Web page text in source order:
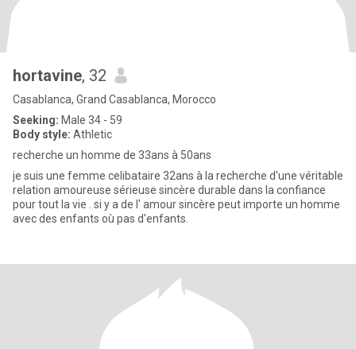
hortavine, 32
Casablanca, Grand Casablanca, Morocco
Seeking: Male 34 - 59
Body style: Athletic
recherche un homme de 33ans à 50ans
je suis une femme celibataire 32ans à la recherche d'une véritable
relation amoureuse sérieuse sincère durable dans la confiance
pour tout la vie . si y a de l' amour sincère peut importe un homme
avec des enfants où pas d'enfants.